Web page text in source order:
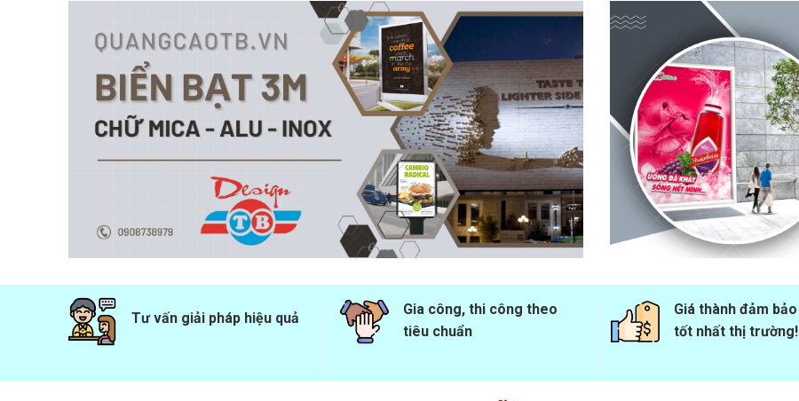
Tư vấn giải pháp hiệu quả
Gia công, thi công theo
tiêu chuẩn
Giá thành đảm bảo
tốt nhất thị trường!